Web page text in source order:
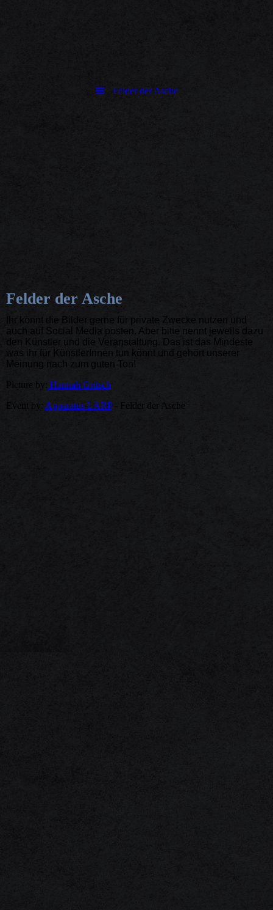
Felder der Asche
Felder der Asche
Ihr könnt die Bilder gerne für private Zwecke nutzen und
auch auf Social Media posten. Aber bitte nennt jeweils dazu
den Künstler und die Veranstaltung. Das ist das Mindeste
was ihr für KünstlerInnen tun könnt und gehört unserer
Meinung nach zum guten Ton!
Picture by: Hannah Gritsch
Event by: Apparatus LARP- Felder der Asche